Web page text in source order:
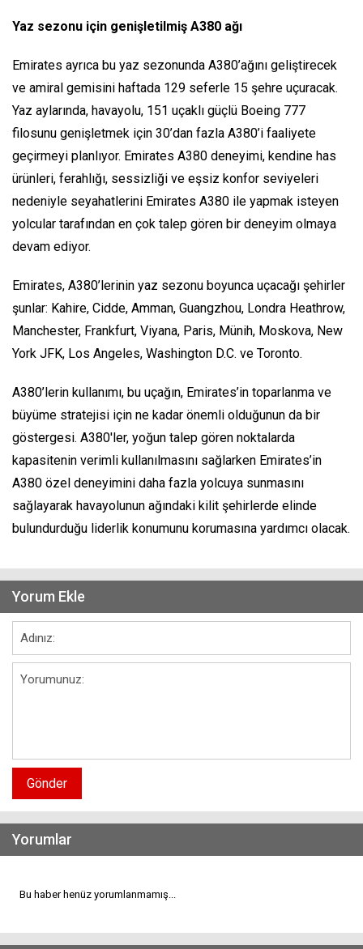
Yaz sezonu için genişletilmiş A380 ağı
Emirates ayrıca bu yaz sezonunda A380’ağını geliştirecek
ve amiral gemisini haftada 129 seferle 15 şehre uçuracak.
Yaz aylarında, havayolu, 151 uçaklı güçlü Boeing 777
filosunu genişletmek için 30’dan fazla A380’i faaliyete
geçirmeyi planlıyor. Emirates A380 deneyimi, kendine has
ürünleri, ferahlığı, sessizliği ve eşsiz konfor seviyeleri
nedeniyle seyahatlerini Emirates A380 ile yapmak isteyen
yolcular tarafından en çok talep gören bir deneyim olmaya
devam ediyor.
Emirates, A380’lerinin yaz sezonu boyunca uçacağı şehirler
şunlar: Kahire, Cidde, Amman, Guangzhou, Londra Heathrow,
Manchester, Frankfurt, Viyana, Paris, Münih, Moskova, New
York JFK, Los Angeles, Washington D.C. ve Toronto.
A380’lerin kullanımı, bu uçağın, Emirates’in toparlanma ve
büyüme stratejisi için ne kadar önemli olduğunun da bir
göstergesi. A380'ler, yoğun talep gören noktalarda
kapasitenin verimli kullanılmasını sağlarken Emirates’in
A380 özel deneyimini daha fazla yolcuya sunmasını
sağlayarak havayolunun ağındaki kilit şehirlerde elinde
bulundurduğu liderlik konumunu korumasına yardımcı olacak.
Yorum Ekle
Gönder
Yorumlar
Bu haber henüz yorumlanmamış...